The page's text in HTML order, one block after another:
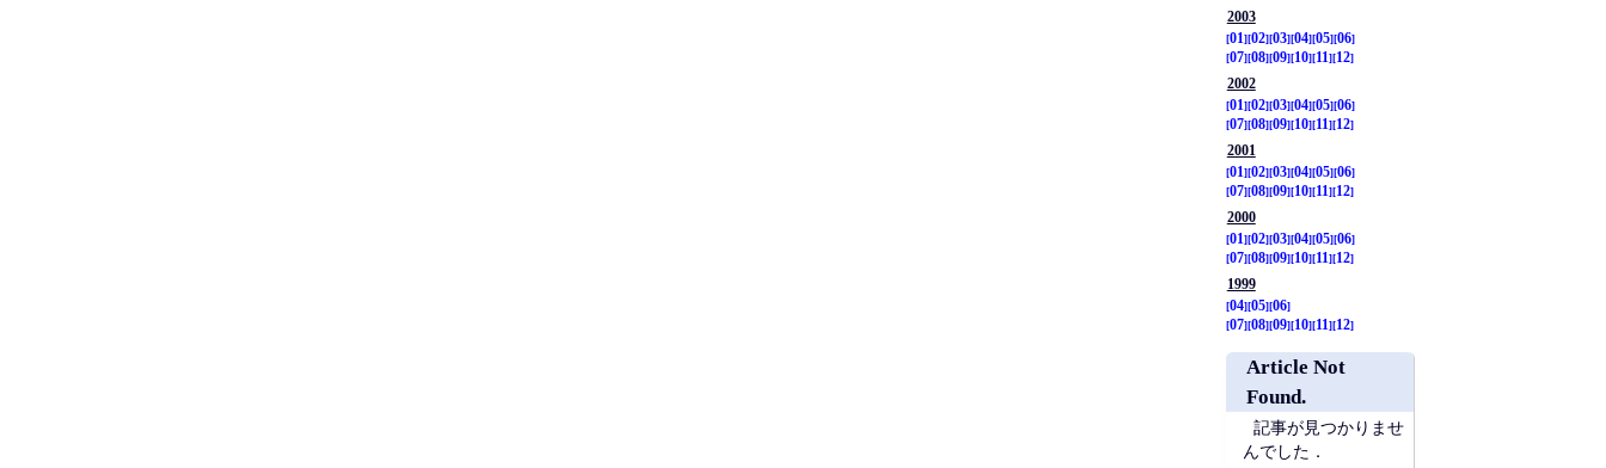
2003
01
02 03 04 05 06
07 08 09 10 11
12
2002
01
02 03 04 05 06
07 08 09 10 11
12
2001
01
02 03 04 05 06
07 08 09 10 11
12
2000
01
02 03 04 05 06
07 08 09 10 11
12
1999
04 05 06
07 08 09 10 11 12
Article Not
Found.
記事が見つかりませ
んでした．